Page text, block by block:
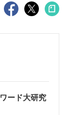
ード大研究